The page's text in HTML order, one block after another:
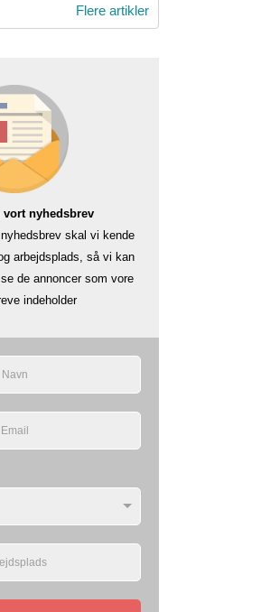
Flere artikler
nyhedsbrev
skal vi kende
arbejdsplads, så vi kan
de annoncer som vore
indeholder